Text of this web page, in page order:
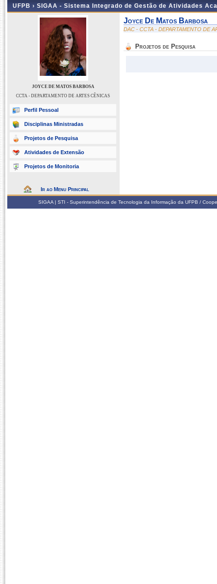
UFPB › SIGAA - Sistema Integrado de Gestão de Atividades
JOYCE DE MATOS BARBOSA
CCTA - DEPARTAMENTO DE ARTES CÊNICAS
Perfil Pessoal
Disciplinas Ministradas
Projetos de Pesquisa
Atividades de Extensão
Projetos de Monitoria
Ir ao Menu Principal
Joyce De Matos Barbosa
DAC - CCTA - DEPARTAMENTO DE
Projetos de Pesquisa
SIGAA | STI - Superintendência de Tecnologia da Informação da UFPB /